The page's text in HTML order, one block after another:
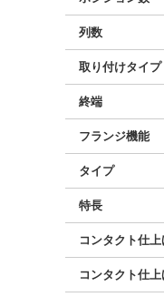
列数
取り付けタイプ
終端
フランジ機能
タイプ
特長
コンタクト仕上
コンタクト仕上